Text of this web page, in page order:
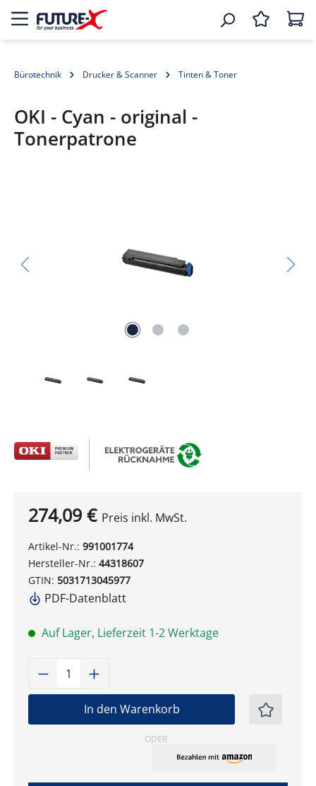
Bürotechnik Drucker & Scanner Tinten & Toner
OKI - Cyan - original -
Tonerpatrone
274,09 € Preis inkl. MwSt.
Artikel-Nr.: 991001774
Hersteller-Nr.: 44318607
GTIN: 5031713045977
PDF-Datenblatt
Auf Lager, Lieferzeit 1-2 Werktage
Produkt Anzahl: Gib den
In den Warenkorb
ODER